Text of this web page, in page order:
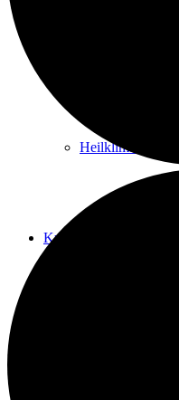
Heilklimaten
Kur & Tourismus